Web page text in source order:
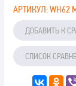
АРТИКУЛ:WH62
ДОБАВИТЬ К
СПИСОК